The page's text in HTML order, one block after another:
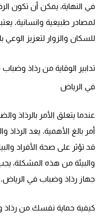
في النهاية، يمكن أن تكون
لمصادر طبيعية وانسانية.
للسكان والزوار لتعزيز الوعي
تدابير الوقاية من رذاذ وضباب
في الرياض
عندما يتعلق الأمر بالرذاذ
أمر بالغ الأهمية. يعد الرذاذ
قد تؤثر على صحة الأفراد
والبيئة من هذه المشكلة، يجب
جهاز رذاذ وضباب في الرياض.
كيفية حماية نفسك من رذاذ